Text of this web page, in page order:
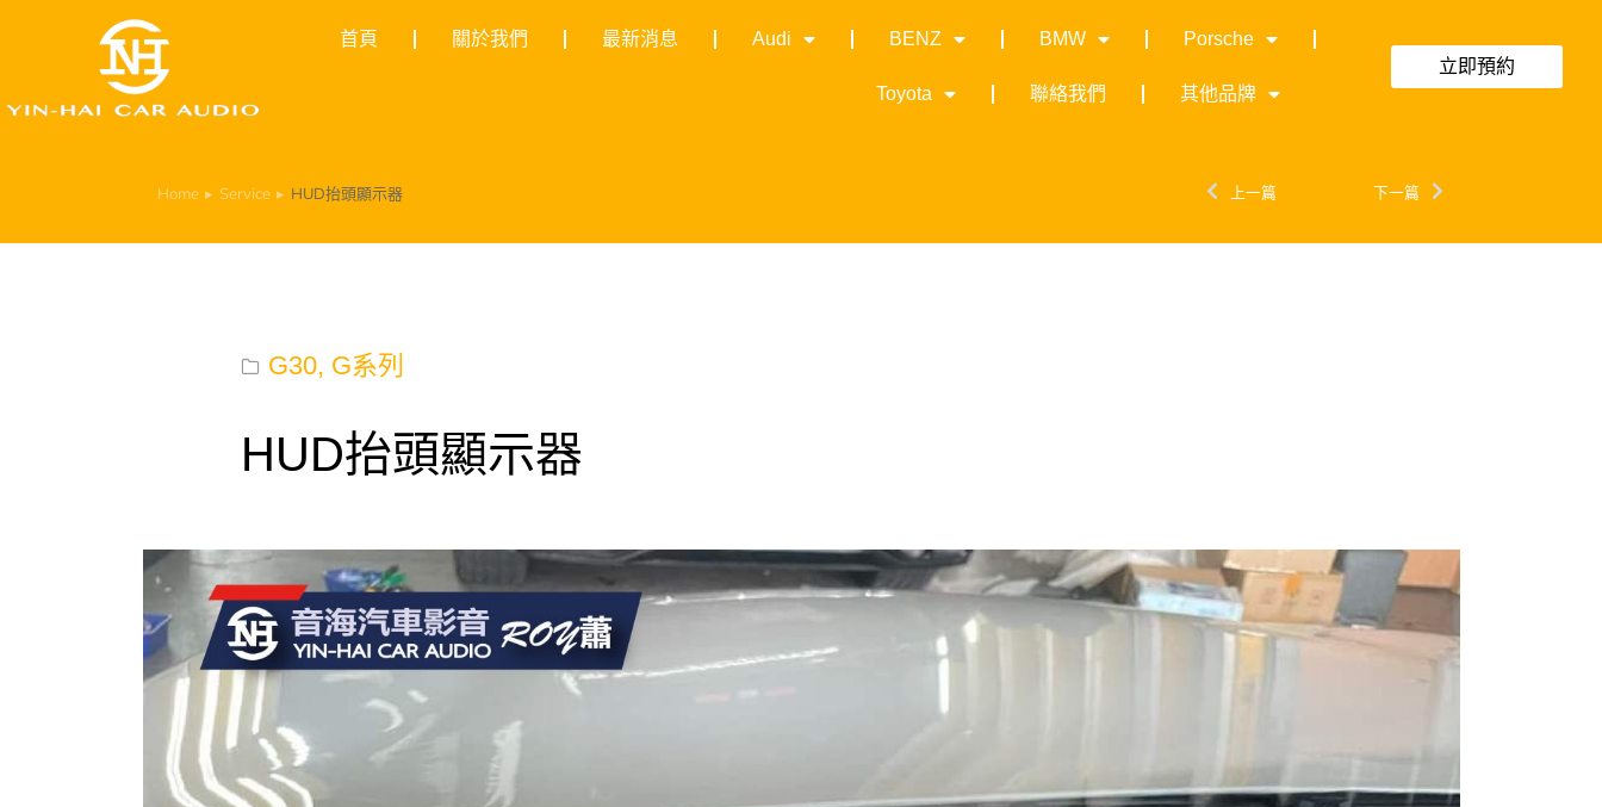
首頁 關於我們 最新消息 Audi BENZ BMW Porsche
Toyota 聯絡我們 其他品牌
立即預約
You are here:
Home Service HUD抬頭顯示器 上一篇 下一篇
G30, G系列
HUD抬頭顯示器